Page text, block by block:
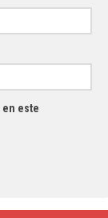
en este